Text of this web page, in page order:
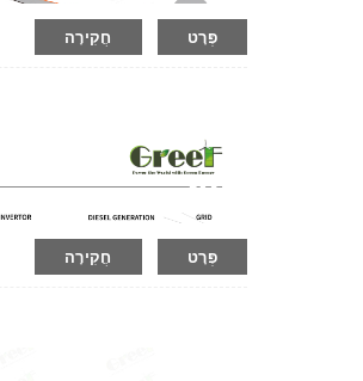
חֲקִירָה פְּרָט
חֲקִירָה פְּרָט